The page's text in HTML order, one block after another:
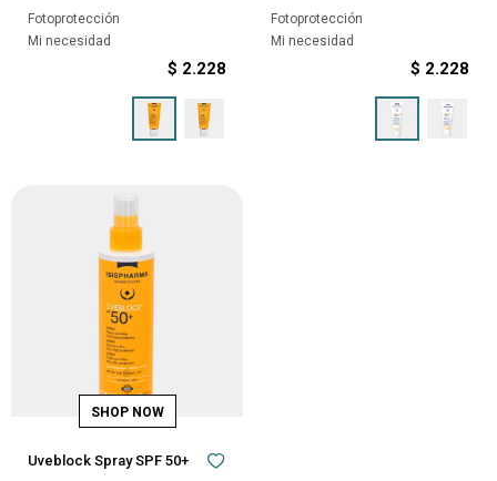
Fotoprotección
Mi necesidad
$ 2.228
Fotoprotección
Mi necesidad
$ 2.228
Uveblock Spray SPF 50+